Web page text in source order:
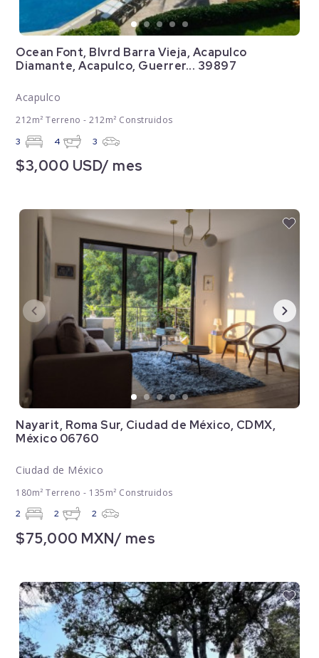
Ocean Font, Blvrd Barra Vieja, Acapulco
Diamante, Acapulco, Guerrer... 39897
Acapulco
212m² Terreno - 212m² Construidos
3 4 3
$3,000 USD/ mes
Nayarit, Roma Sur, Ciudad de México, CDMX,
México 06760
Ciudad de México
180m² Terreno - 135m² Construidos
2 2 2
$75,000 MXN/ mes